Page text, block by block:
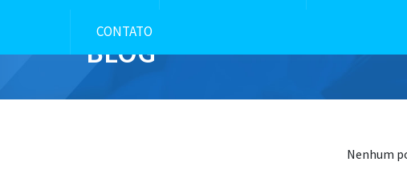
CONTATO
BLOG
Nenhum